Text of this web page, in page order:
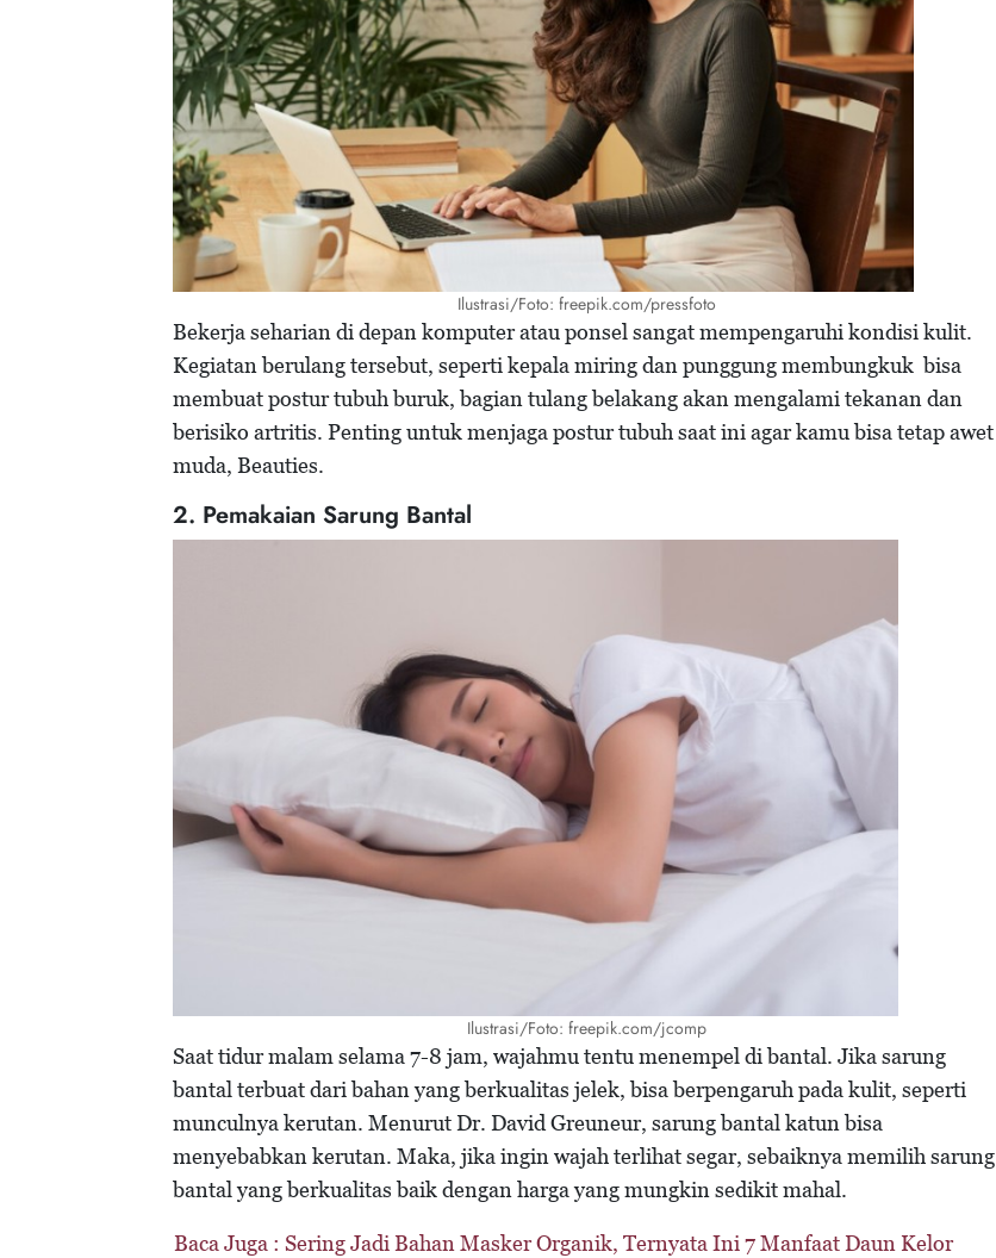
Ilustrasi/Foto: freepik.com/pressfoto
Bekerja seharian di depan komputer atau ponsel sangat mempengaruhi kondisi kulit.
Kegiatan berulang tersebut, seperti kepala miring dan punggung membungkuk bisa
membuat postur tubuh buruk, bagian tulang belakang akan mengalami tekanan dan
berisiko artritis. Penting untuk menjaga postur tubuh saat ini agar kamu bisa tetap awet
muda, Beauties.
2. Pemakaian Sarung Bantal
Ilustrasi/Foto: freepik.com/jcomp
Saat tidur malam selama 7-8 jam, wajahmu tentu menempel di bantal. Jika sarung
bantal terbuat dari bahan yang berkualitas jelek, bisa berpengaruh pada kulit, seperti
munculnya kerutan. Menurut Dr. David Greuneur, sarung bantal katun bisa
menyebabkan kerutan. Maka, jika ingin wajah terlihat segar, sebaiknya memilih sarung
bantal yang berkualitas baik dengan harga yang mungkin sedikit mahal.
Baca Juga : Sering Jadi Bahan Masker Organik, Ternyata Ini 7 Manfaat Daun Kelor